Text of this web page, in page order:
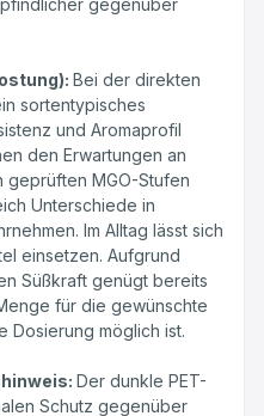
Bei der direkten
sortentypisches
und Aromaprofil
den Erwartungen an
geprüften MGO-Stufen
Unterschiede in
Im Alltag lässt sich
einsetzen. Aufgrund
Süßkraft genügt bereits
für die gewünschte
Dosierung möglich ist.
Der dunkle PET-
Schutz gegenüber